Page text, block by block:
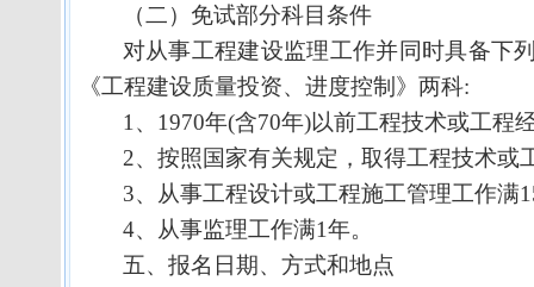
（二）免试部分科目条件
对从事工程建设监理工作并同时具备下
《工程建设质量投资、进度控制》两科:
1 、 1970年(含70年)以前工程技术或工程
2、按照国家有关规定，取得工程技术或
3、从事工程设计或工程施工管理工作满
4、从事监理工作满1年。
五、报名日期、方式和地点